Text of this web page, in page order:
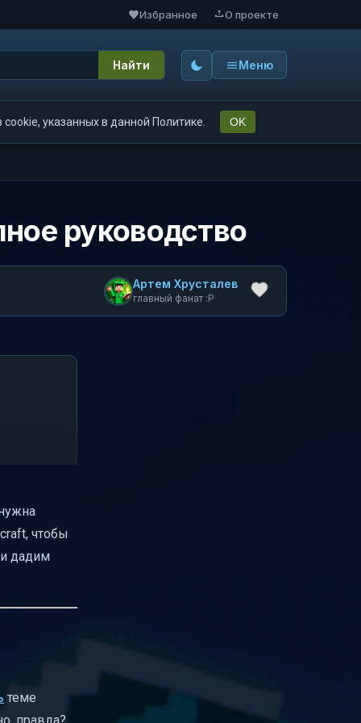
Избранное О проекте
Найти Меню
указанных в данной Политике. OK
руководство
Артем Хрусталев
главный фанат :P
чтобы
дадим
теме